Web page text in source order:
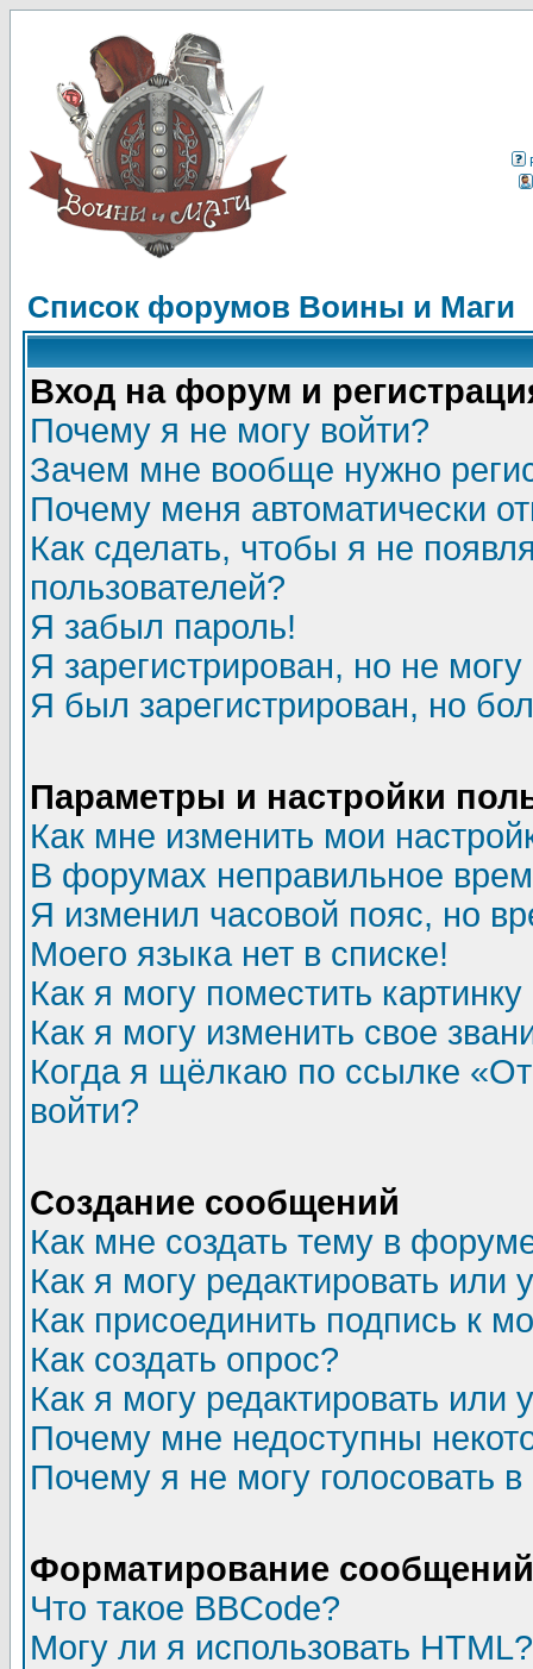
Список форумов Воины и Маги
Вход на форум и
Почему я не могу войти?
Зачем мне вообще нужно
Почему меня автоматически
Как сделать, чтобы я не
пользователей?
Я забыл пароль!
Я зарегистрирован, но не могу
Я был зарегистрирован, но
Параметры и настройки
Как мне изменить мои
В форумах неправильное
Я изменил часовой пояс, но
Моего языка нет в списке!
Как я могу поместить
Как я могу изменить свое
Когда я щёлкаю по ссылке
войти?
Создание сообщений
Как мне создать тему в
Как я могу редактировать или
Как присоединить подпись к
Как создать опрос?
Как я могу редактировать или
Почему мне недоступны
Почему я не могу голосовать
Форматирование
Что такое BBCode?
Могу ли я использовать HTML?